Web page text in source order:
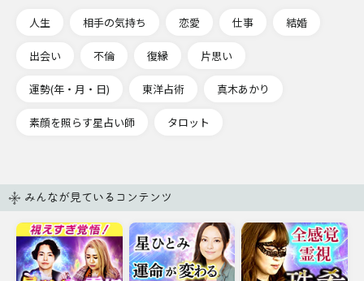
人生 相手の気持ち 恋愛 仕事 結婚
出会い 不倫 復縁 片思い
運勢(年・月・日) 東洋占術 真木あかり
素顔を照らす星占い師 タロット
みんなが見ているコンテンツ